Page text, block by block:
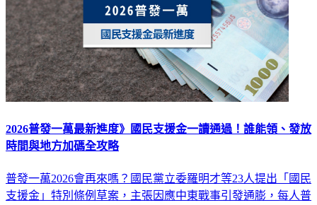
2026普發一萬最新進度》國民支援金一讀通過！誰能領、發放
時間與地方加碼全攻略
普發一萬2026會再來嗎？國民黨立委羅明才等23人提出「國民
支援金」特別條例草案，主張因應中東戰事引發通膨，每人普